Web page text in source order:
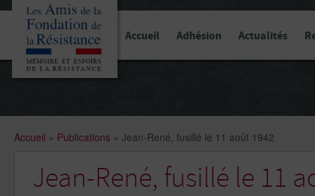
Accueil Adhésion Actualités
Accueil » Publications » Jean-René, fusillé le 11 août 1942
Jean-René, fusillé le 11
Panneau de gestion des cookies